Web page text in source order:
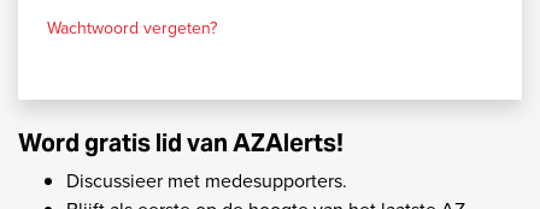
Wachtwoord vergeten?
Word gratis lid van AZAlerts!
Discussieer met medesupporters.